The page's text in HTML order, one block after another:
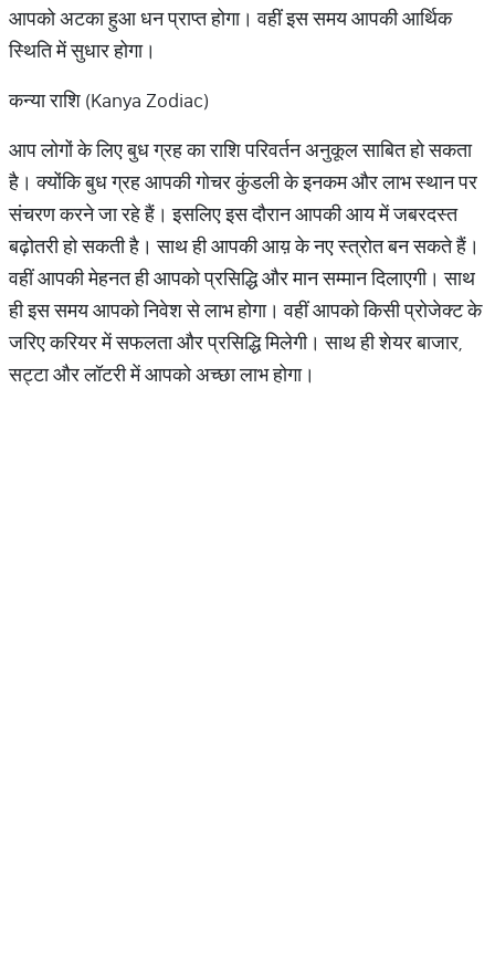
आपको अटका हुआ धन प्राप्त होगा। वहीं इस समय आपकी आर्थिक
स्थिति में सुधार होगा।
कन्या राशि (Kanya Zodiac)
आप लोगों के लिए बुध ग्रह का राशि परिवर्तन अनुकूल साबित हो सकता
है। क्योंकि बुध ग्रह आपकी गोचर कुंडली के इनकम और लाभ स्थान पर
संचरण करने जा रहे हैं। इसलिए इस दौरान आपकी आय में जबरदस्त
बढ़ोतरी हो सकती है। साथ ही आपकी आय़ के नए स्त्रोत बन सकते हैं।
वहीं आपकी मेहनत ही आपको प्रसिद्धि और मान सम्मान दिलाएगी। साथ
ही इस समय आपको निवेश से लाभ होगा। वहीं आपको किसी प्रोजेक्ट के
जरिए करियर में सफलता और प्रसिद्धि मिलेगी। साथ ही शेयर बाजार,
सट्टा और लॉटरी में आपको अच्छा लाभ होगा।